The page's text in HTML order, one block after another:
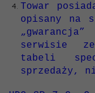
Towar
opisany na
serwisie
tabeli
sprzedaży,